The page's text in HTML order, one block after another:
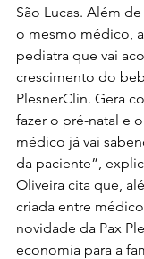
São Lucas. Além
o mesmo médico,
pediatra que vai
crescimento do
PlesnerClín. Gera
fazer o pré-natal e
médico já vai
da paciente”,
Oliveira cita que,
criada entre
novidade da Pax
economia para a